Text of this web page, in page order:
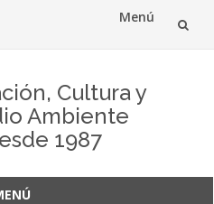
Menú
Cultura y
Ambiente
1987